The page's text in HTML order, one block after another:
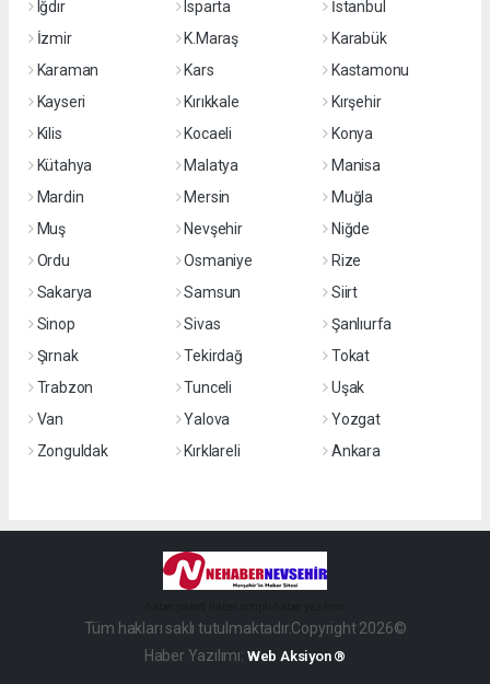
Iğdır
Isparta
İstanbul
İzmir
K.Maraş
Karabük
Karaman
Kars
Kastamonu
Kayseri
Kırıkkale
Kırşehir
Kilis
Kocaeli
Konya
Kütahya
Malatya
Manisa
Mardin
Mersin
Muğla
Muş
Nevşehir
Niğde
Ordu
Osmaniye
Rize
Sakarya
Samsun
Siirt
Sinop
Sivas
Şanlıurfa
Şırnak
Tekirdağ
Tokat
Trabzon
Tunceli
Uşak
Van
Yalova
Yozgat
Zonguldak
Kırklareli Ankara
Tüm hakları saklı tutulmaktadır.Copyright 2026©
Haber Yazılımı: Web Aksiyon ®